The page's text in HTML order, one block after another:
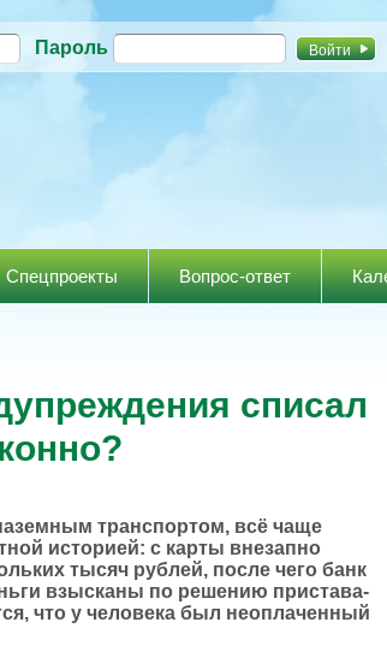
Перейти к
содержанию
Пароль
Спецпроекты Вопрос-ответ
списал
транспортом, всё чаще
историей: с карты внезапно
тысяч рублей, после чего банк
взысканы по решению пристава-
что у человека был неоплаченный